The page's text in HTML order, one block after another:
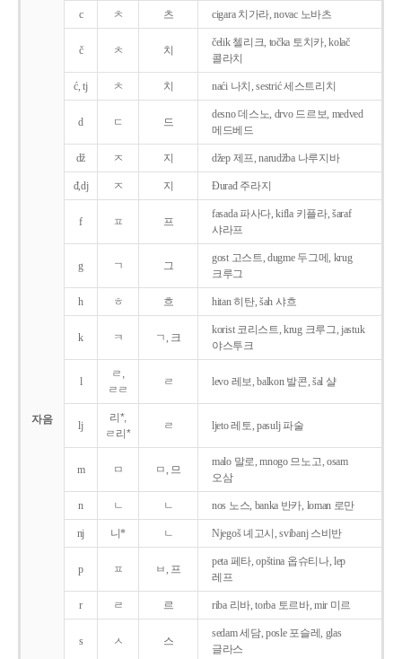
자음
c ㅊ 츠 cigara 치가라, novac 노바츠
č ㅊ 치
čelik 첼리크, točka 토치카, kolač
콜라치
ć, tj ㅊ 치 naći 나치, sestrić 세스트리치
d ㄷ 드
desno 데스노, drvo 드르보, medved
메드베드
dž ㅈ 지 džep 제프, narudžba 나루지바
đ,dj ㅈ 지 Ðurađ 주라지
f ㅍ 프
fasada 파사다, kifla 키플라, šaraf
샤라프
g ㄱ 그
gost 고스트, dugme 두그메, krug
크루그
h ㅎ 흐 hitan 히탄, šah 샤흐
k ㅋ ㄱ, 크
korist 코리스트, krug 크루그, jastuk
야스투크
l
ㄹ,
ㄹㄹ
ㄹ levo 레보, balkon 발콘, šal 샬
lj
리*,
ㄹ리*
ㄹ ljeto 레토, pasulj 파술
m ㅁ ㅁ, 므
malo 말로, mnogo 므노고, osam
오삼
n ㄴ ㄴ nos 노스, banka 반카, loman 로만
nj 니* ㄴ Njegoš 녜고시, svibanj 스비반
p ㅍ ㅂ, 프
peta 페타, opština 옵슈티나, lep
레프
r ㄹ 르 riba 리바, torba 토르바, mir 미르
s ㅅ 스
sedam 세담, posle 포슬레, glas
글라스